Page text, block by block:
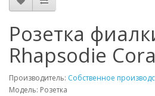
Розетка
Rhapsodie
Производитель: Собственное
Модель: Розетка